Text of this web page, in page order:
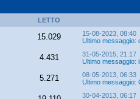
LETTO
15.029
15-08-2023, 08:40
Ultimo messaggio:
4.431
31-05-2015, 21:17
Ultimo messaggio:
5.271
08-05-2013, 06:33
Ultimo messaggio:
30-04-2013, 06:17